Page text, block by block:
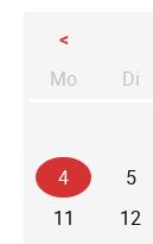
<
Mo
Di
4
5
11
12